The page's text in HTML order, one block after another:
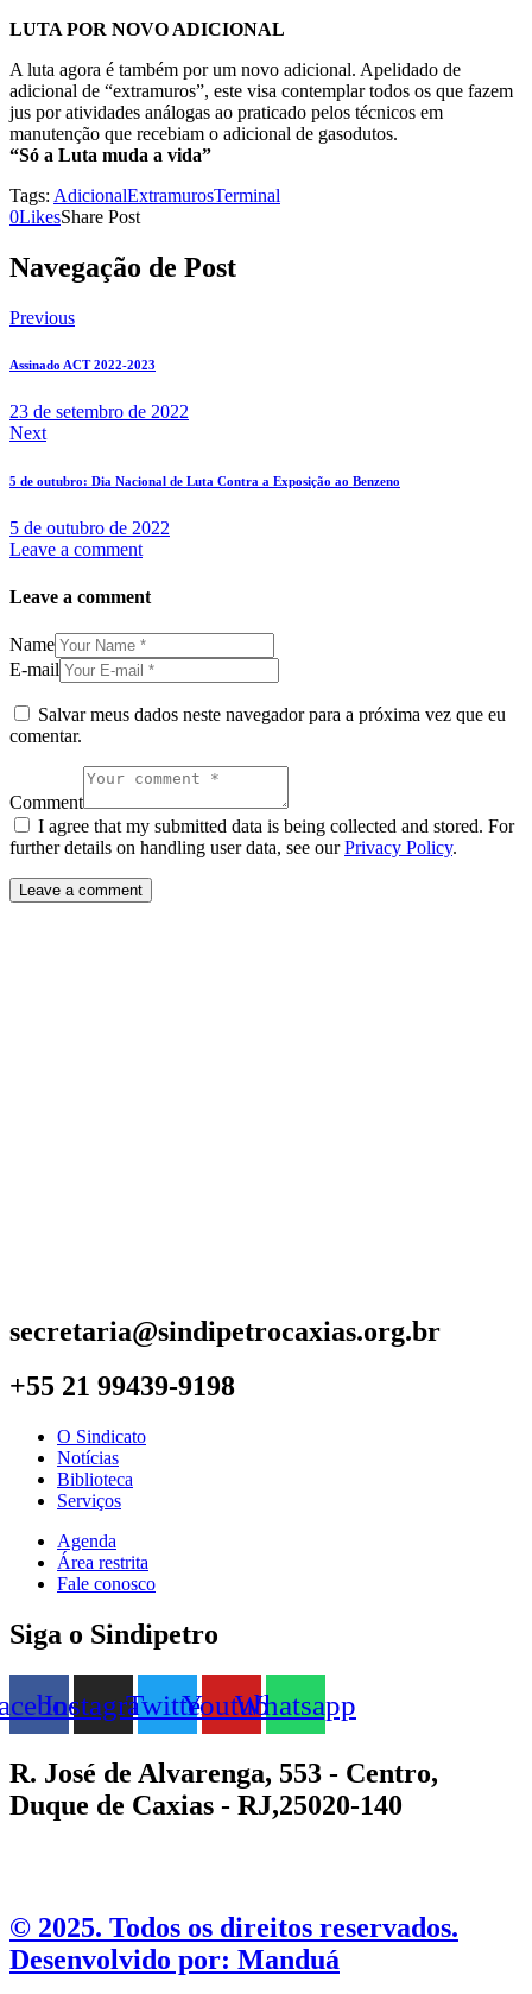
LUTA POR NOVO ADICIONAL
A luta agora é também por um novo adicional. Apelidado de
adicional de “extramuros”, este visa contemplar todos os que fazem
jus por atividades análogas ao praticado pelos técnicos em
manutenção que recebiam o adicional de gasodutos.
“Só a Luta muda a vida”
Tags: AdicionalExtramurosTerminal
0LikesShare Post
Navegação de Post
Previous
Assinado ACT 2022-2023
23 de setembro de 2022
Next
5 de outubro: Dia Nacional de Luta Contra a Exposição ao Benzeno
5 de outubro de 2022
Leave a comment
Leave a comment
Name
E-mail
Salvar meus dados neste navegador para a próxima vez que eu
comentar.
Comment
I agree that my submitted data is being collected and stored. For
further details on handling user data, see ourPrivacy Policy.
secretaria@sindipetrocaxias.org.br
+55 21 99439-9198
O Sindicato
Notícias
Biblioteca
Serviços
Agenda
Área restrita
Fale conosco
Siga o Sindipetro
InstagramTwitterYoutubeWhatsapp
R. José de Alvarenga, 553 - Centro,
Duque de Caxias - RJ,25020-140
©️ 2025. Todos os direitos reservados.
Desenvolvido por: Manduá